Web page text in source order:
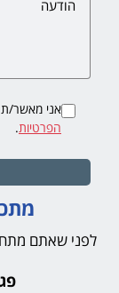
אני מאשר/
הפרטיות.
לפני שאתם